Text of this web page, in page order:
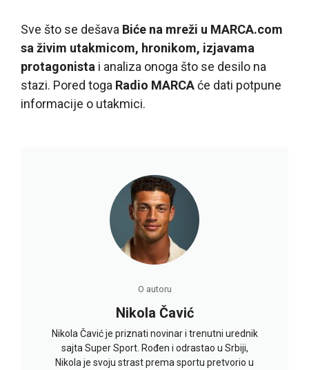
Sve što se dešava Biće na mreži u MARCA.com
sa živim utakmicom, hronikom, izjavama
protagonista i analiza onoga što se desilo na
stazi. Pored toga Radio MARCAće dati potpune
informacije o utakmici.
O autoru
Nikola Čavić
Nikola Čavić je priznati novinar i trenutni urednik
sajta Super Sport. Rođen i odrastao u Srbiji,
Nikola je svoju strast prema sportu pretvorio u